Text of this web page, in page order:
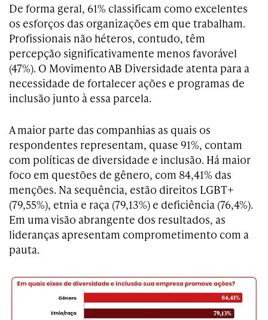
De forma geral, 61% classificam como excelentes
os esforços das organizações em que trabalham.
Profissionais não héteros, contudo, têm
percepção significativamente menos favorável
(47%). O Movimento AB Diversidade atenta para a
necessidade de fortalecer ações e programas de
inclusão junto à essa parcela.
A maior parte das companhias as quais os
respondentes representam, quase 91%, contam
com políticas de diversidade e inclusão. Há maior
foco em questões de gênero, com 84,41% das
menções. Na sequência, estão direitos LGBT+
(79,55%), etnia e raça (79,13%) e deficiência (76,4%).
Em uma visão abrangente dos resultados, as
lideranças apresentam comprometimento com a
pauta.